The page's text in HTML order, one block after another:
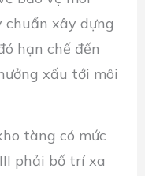
xây dựng
hạn chế đến
xấu tới môi
tàng có mức
phải bố trí xa